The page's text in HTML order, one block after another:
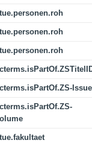
Issue